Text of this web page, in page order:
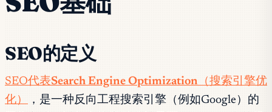
SEO的定义
SEO代表Search Engine Optimization （搜索引擎优
化）
，是一种反向工程搜索引擎（例如Google）的